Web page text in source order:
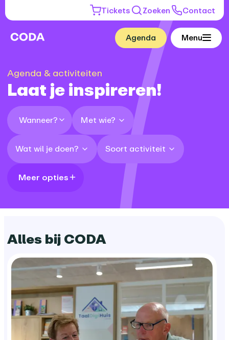
Tickets Zoeken Contact
Agenda Menu
Agenda & activiteiten
Laat je inspireren!
Wanneer? Met wie?
Wat wil je doen? Soort activiteit
Meer opties
Alles bij CODA